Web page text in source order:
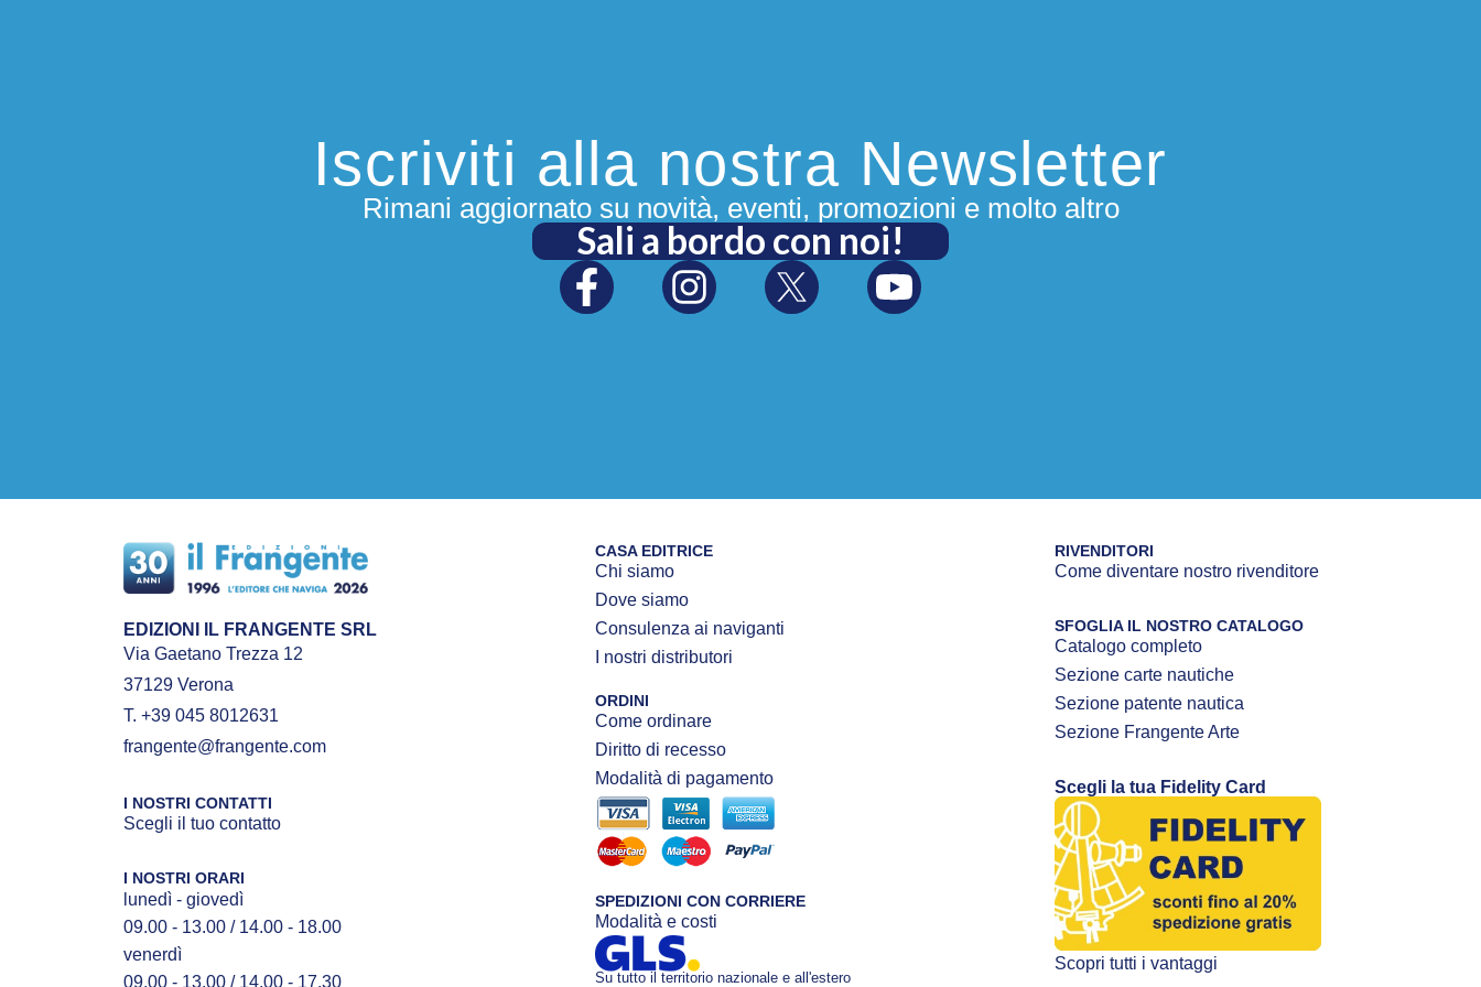
Iscriviti alla nostra Newsletter
Rimani aggiornato su novità, eventi, promozioni e molto altro
Sali a bordo con noi!
EDIZIONI IL FRANGENTE SRL
Via Gaetano Trezza 12
37129 Verona
T. +39 045 8012631
frangente@frangente.com
I NOSTRI CONTATTI
Scegli il tuo contatto
I NOSTRI ORARI
lunedì - giovedì
09.00 - 13.00 / 14.00 - 18.00
venerdì
09.00 - 13.00 / 14.00 - 17.30
CASA EDITRICE
Chi siamo
Dove siamo
Consulenza ai naviganti
I nostri distributori
ORDINI
Come ordinare
Diritto di recesso
Modalità di pagamento
SPEDIZIONI CON CORRIERE
Modalità e costi
Su tutto il territorio nazionale e all'estero
RIVENDITORI
Come diventare nostro rivenditore
SFOGLIA IL NOSTRO CATALOGO
Catalogo completo
Sezione carte nautiche
Sezione patente nautica
Sezione Frangente Arte
Scegli la tua Fidelity Card
Scopri tutti i vantaggi